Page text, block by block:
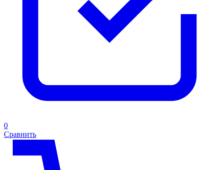
0
Сравнить